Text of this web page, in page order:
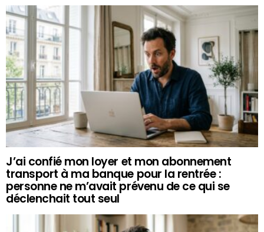
J’ai confié mon loyer et mon abonnement
transport à ma banque pour la rentrée :
personne ne m’avait prévenu de ce qui se
déclenchait tout seul